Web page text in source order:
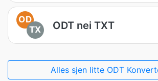
OD
TX
ODT nei TXT
Alles sjen litte ODT